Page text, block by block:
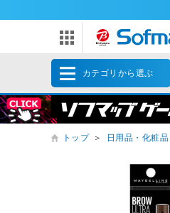
カテゴリから選ぶ
トップ ＞ 日用品・化粧品